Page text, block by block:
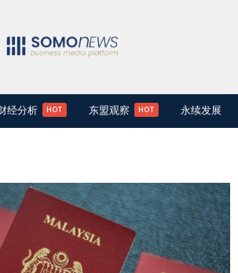
经分析 东盟观察 永续发展